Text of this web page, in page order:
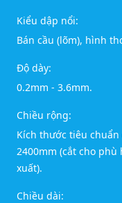
Kiểu dập nổi:
Bán cầu (lõm), hình
Độ dày:
0.2mm - 3.6mm.
Chiều rộng:
Kích thước tiêu
2400mm (cắt cho
xuất).
Chiều dài: